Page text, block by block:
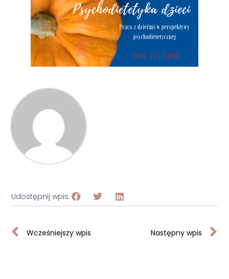
Udostępnij wpis:
Wcześniejszy wpis Następny wpis